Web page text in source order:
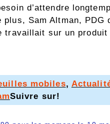
d’attendre
Sam Altman, PDG
travaillait sur un
mobiles,
Suivre sur!